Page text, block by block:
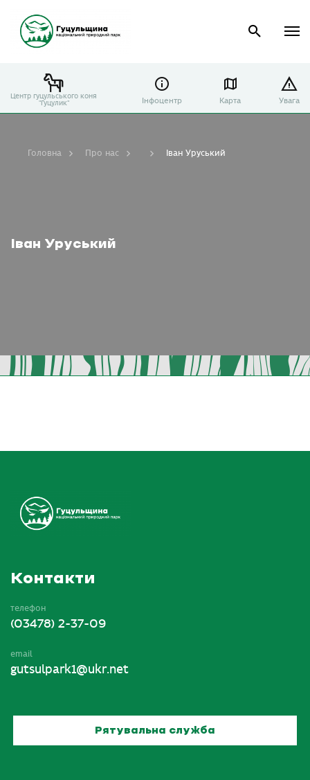
Центр гуцульського коня
"Гуцулик"
Інфоцентр Карта Увага
Іван Уруський
Головна Про нас Іван Уруський
Контакти
телефон
(03478) 2-37-09
email
gutsulpark1@ukr.net
Рятувальна служба